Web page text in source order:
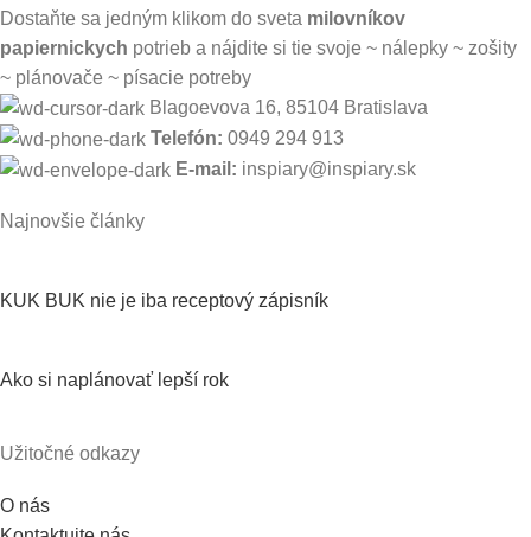
Dostaňte sa jedným klikom do sveta milovníkov
papiernickych potrieb a nájdite si tie svoje ~ nálepky ~ zošity
~ plánovače ~ písacie potreby
Blagoevova 16, 85104 Bratislava
Telefón: 0949 294 913
E-mail: inspiary@inspiary.sk
Najnovšie články
KUK BUK nie je iba receptový zápisník
Ako si naplánovať lepší rok
Užitočné odkazy
O nás